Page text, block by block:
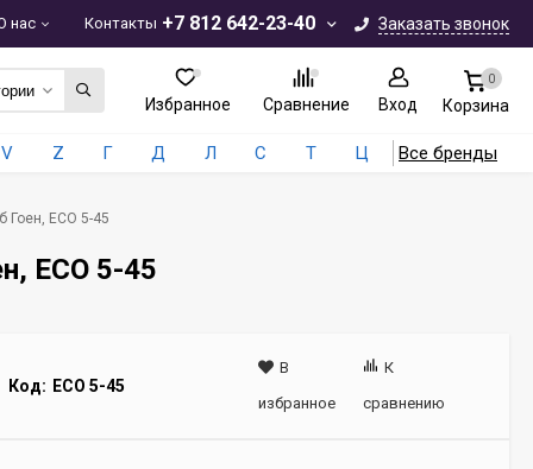
+7 812 642-23-40 Заказать звонок
нас Контакты
Избранное Сравнение Вход
0
Корзина
V Z Г Д Л С Т Ц Все бренды
Гоен, ЕСО 5-45
ЕСО 5-45
Код: ECO 5-45
В
избранное
К
сравнению